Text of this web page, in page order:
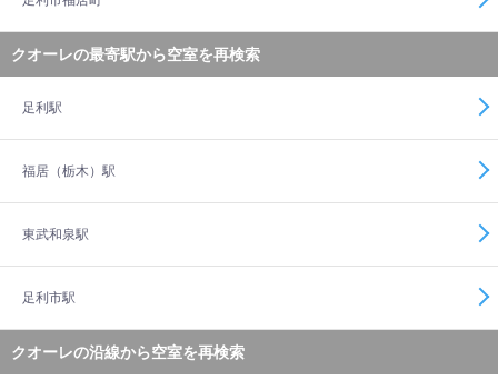
クオーレの最寄駅から空室を再検索
足利駅
福居（栃木）駅
東武和泉駅
足利市駅
クオーレの沿線から空室を再検索